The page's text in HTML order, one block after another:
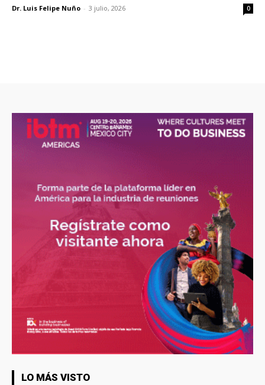
Dr. Luis Felipe Nuño - 3 julio, 2026 0
LO MÁS VISTO